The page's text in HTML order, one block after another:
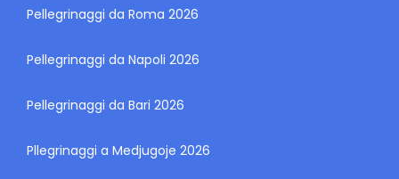
Pellegrinaggi da Roma 2026
Pellegrinaggi da Napoli 2026
Pellegrinaggi da Bari 2026
Pllegrinaggi a Medjugoje 2026